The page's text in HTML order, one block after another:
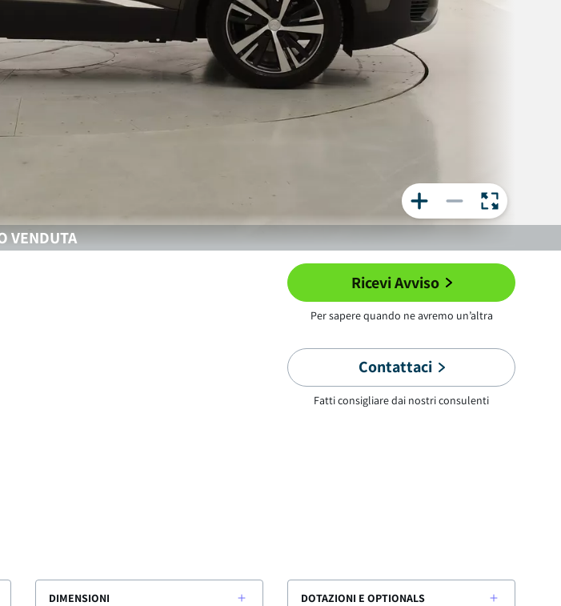
VENDUTA
Ricevi Avviso
Per sapere quando ne avremo un’altra
Contattaci
Fatti consigliare dai nostri consulenti
DIMENSIONI DOTAZIONI E OPTIONALS